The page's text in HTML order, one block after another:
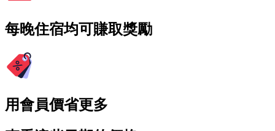
每晚住宿均可賺取獎勵
用會員價省更多